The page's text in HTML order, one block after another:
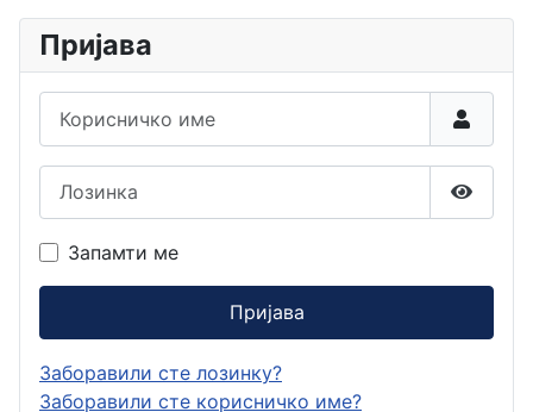
Пријава
Запамти ме
Пријава
Заборавили сте лозинку?
Заборавили сте корисничко име?